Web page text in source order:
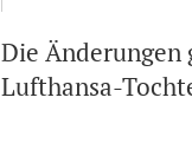
Die
Lufthansa-